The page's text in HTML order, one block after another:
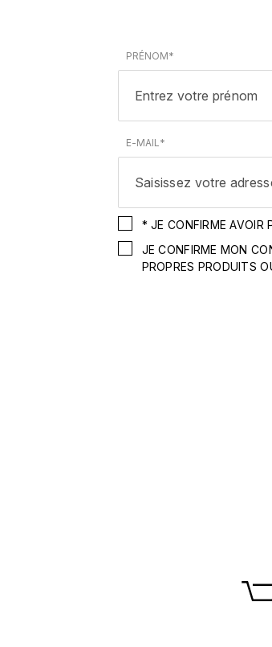
PRÉNOM*
E-MAIL*
* JE CONFIRME AVOIR
JE CONFIRME MON
PROPRES PRODUITS